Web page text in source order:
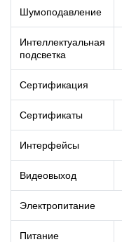
Шумоподавление
Интеллектуальная
подсветка
Сертификация
Сертификаты
Интерфейсы
Видеовыход
Электропитание
Питание